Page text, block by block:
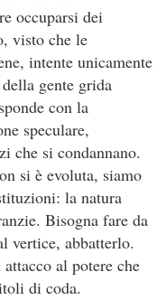
occuparsi dei
visto che le
intente unicamente
gente grida
con la
speculare,
che si condannano.
si è evoluta, siamo
la natura
Bisogna fare da
vertice, abbatterlo.
al potere che
di coda.